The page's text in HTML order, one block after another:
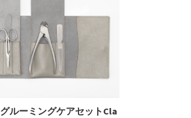
グルーミングケアセットCla